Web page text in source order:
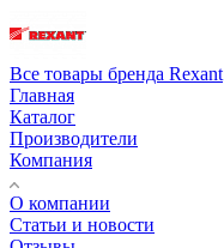
Все товары бренда Rexant
Главная
Каталог
Производители
Компания
О компании
Статьи и новости